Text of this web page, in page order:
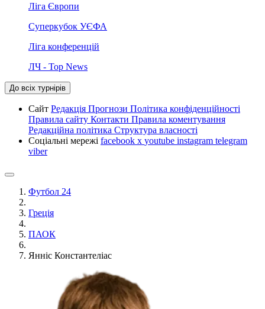
Ліга Європи
Суперкубок УЄФА
Ліга конференцій
ЛЧ - Top News
До всіх турнірів
Сайт Редакція Прогнози Політика конфіденційності
Правила сайту Контакти Правила коментування
Редакційна політика Структура власності
Соціальні мережі facebook x youtube instagram telegram
viber
Футбол 24
Греція
ПАОК
Янніс Константеліас